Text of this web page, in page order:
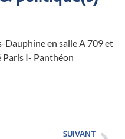
Dauphine en salle A 709 et
Paris I- Panthéon
SUIVANT